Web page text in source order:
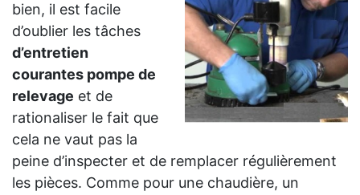
bien, il est facile
d’oublier les tâches
d’entretien
courantes pompe de
relevage et de
rationaliser le fait que
cela ne vaut pas la
peine d’inspecter et de remplacer régulièrement
les pièces. Comme pour une chaudière, un